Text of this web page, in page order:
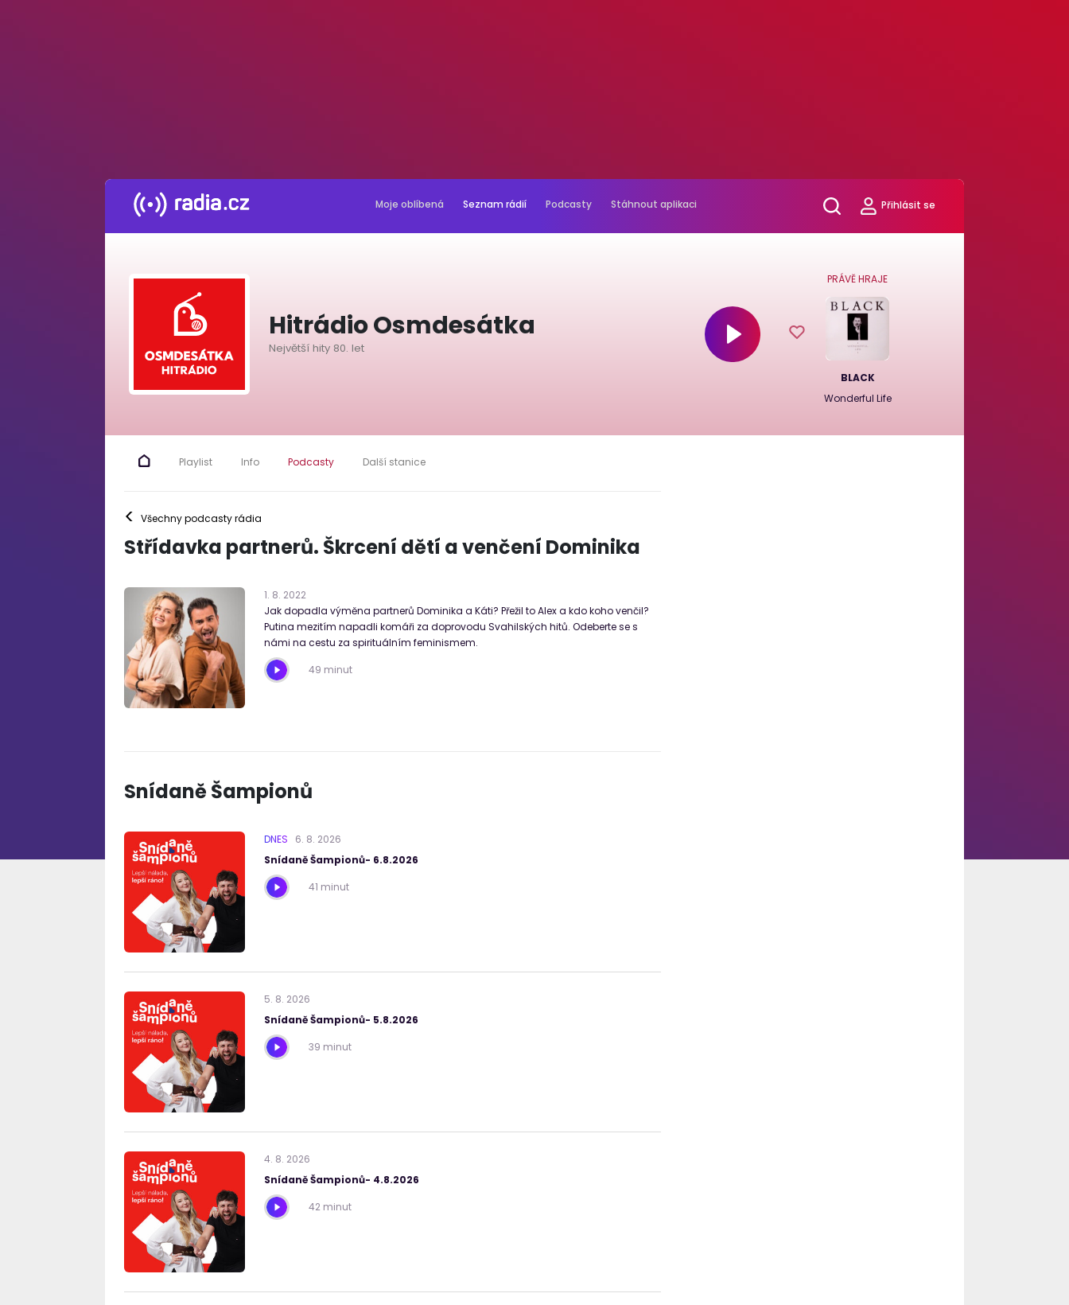
Moje oblíbená Seznam rádií Podcasty Stáhnout aplikaci Přihlásit se
Hitrádio Osmdesátka
Největší hity 80. let
PRÁVĚ HRAJE
BLACK
Wonderful Life
Playlist Info Podcasty Další stanice
< Všechny podcasty rádia
Střídavka partnerů. Škrcení dětí a venčení Dominika
1. 8. 2022
Jak dopadla výměna partnerů Dominika a Káti? Přežil to Alex a kdo koho venčil?
Putina mezitím napadli komáři za doprovodu Svahilských hitů. Odeberte se s
námi na cestu za spirituálním feminismem.
49 minut
Snídaně Šampionů
DNES 6. 8. 2026
Snídaně Šampionů- 6.8.2026
41 minut
5. 8. 2026
Snídaně Šampionů- 5.8.2026
39 minut
4. 8. 2026
Snídaně Šampionů- 4.8.2026
42 minut